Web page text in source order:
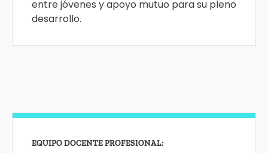
entre jóvenes y apoyo mutuo para su pleno
desarrollo.
EQUIPO DOCENTE PROFESIONAL: